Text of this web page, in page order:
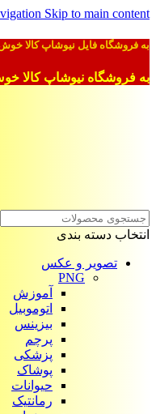
Skip to main content
به فروشگاه فایل نیوشاپ کالا
به فروشگاه نیوشاپ کالا
انتخاب دسته بندی
تصویر و عکس
PNG
آموزش
اتوموبیل
بیزینس
پرچم
پزشکی
پوشاک
حیوانات
رمانتیک